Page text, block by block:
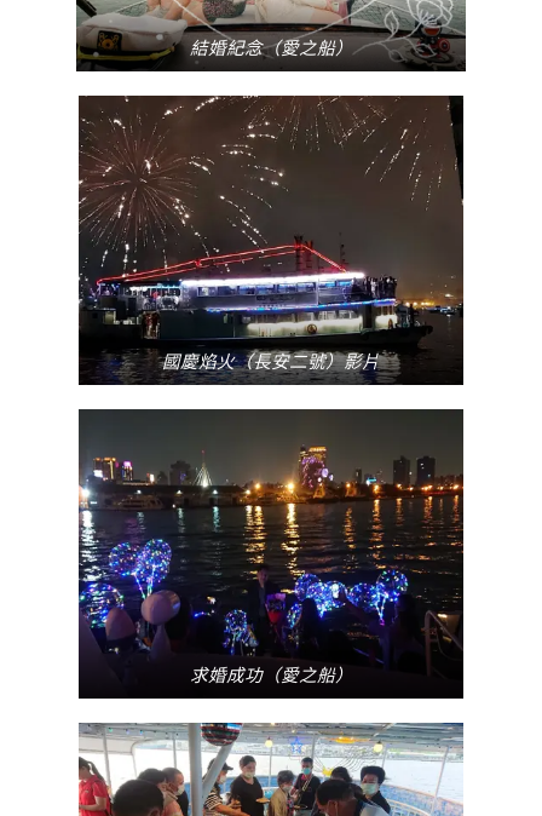
結婚紀念（愛之船）
國慶焰火（長安二號）影片
求婚成功（愛之船）